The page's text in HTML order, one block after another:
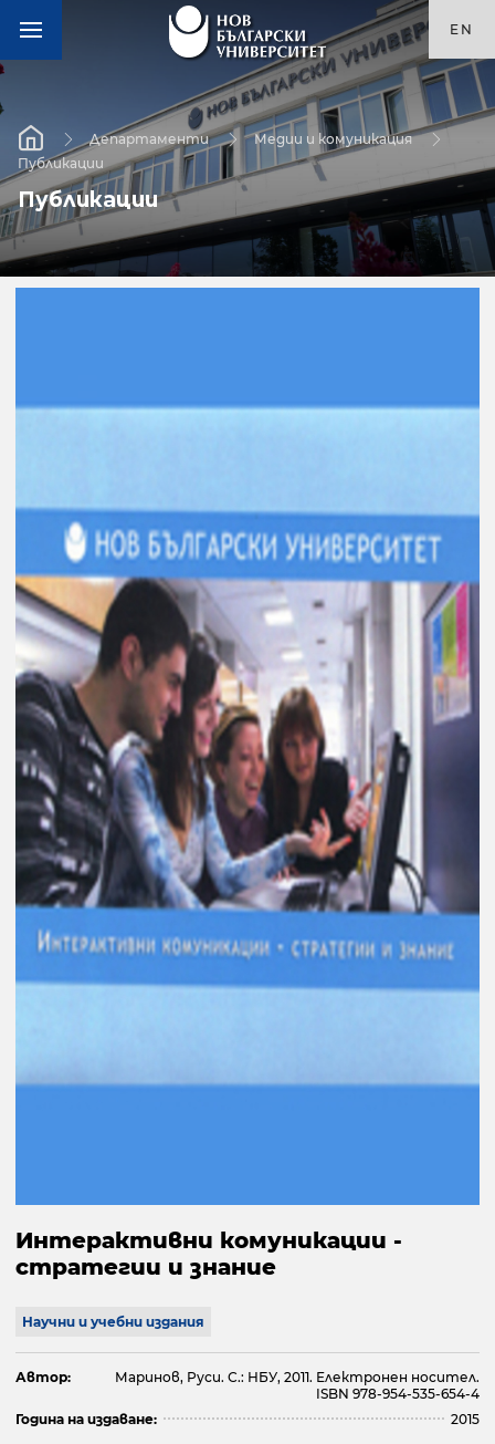
EN
Департаменти
Медии и комуникация
Публикации
Публикации
Интерактивни комуникации -
стратегии и знание
Научни и учебни издания
Автор:
Маринов, Руси. С.: НБУ, 2011. Електронен носител.
ISBN 978-954-535-654-4
Година на издаване:
2015